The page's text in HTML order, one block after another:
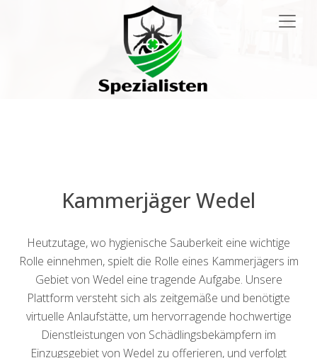
Kammerjäger Wedel
Heutzutage, wo hygienische Sauberkeit eine wichtige
Rolle einnehmen, spielt die Rolle eines Kammerjägers im
Gebiet von Wedel eine tragende Aufgabe. Unsere
Plattform versteht sich als zeitgemäße und benötigte
virtuelle Anlaufstätte, um hervorragende hochwertige
Dienstleistungen von Schädlingsbekämpfern im
Einzugsgebiet von Wedel zu offerieren, und verfolgt